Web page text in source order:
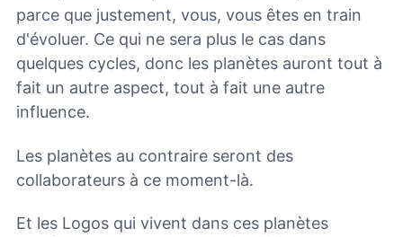
parce que justement, vous, vous êtes en train
d'évoluer. Ce qui ne sera plus le cas dans
quelques cycles, donc les planètes auront tout à
fait un autre aspect, tout à fait une autre
influence.
Les planètes au contraire seront des
collaborateurs à ce moment-là.
Et les Logos qui vivent dans ces planètes